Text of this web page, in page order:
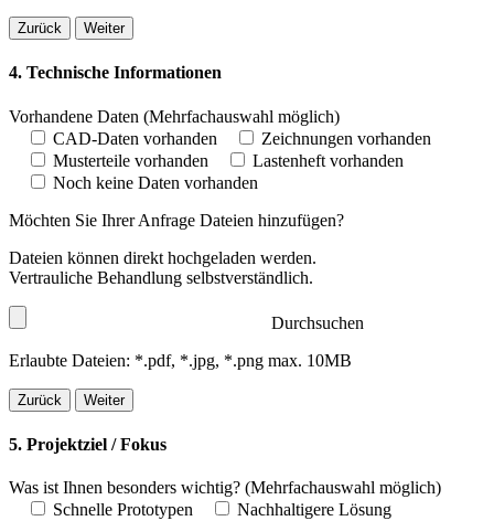
Zurück Weiter
4. Technische Informationen
Vorhandene Daten (Mehrfachauswahl möglich)
CAD-Daten vorhanden
Zeichnungen vorhanden
Musterteile vorhanden
Lastenheft vorhanden
Noch keine Daten vorhanden
Möchten Sie Ihrer Anfrage Dateien hinzufügen?
Dateien können direkt hochgeladen werden.
Vertrauliche Behandlung selbstverständlich.
Durchsuchen
Erlaubte Dateien: *.pdf, *.jpg, *.png max. 10MB
Zurück Weiter
5. Projektziel / Fokus
Was ist Ihnen besonders wichtig? (Mehrfachauswahl möglich)
Schnelle Prototypen
Nachhaltigere Lösung